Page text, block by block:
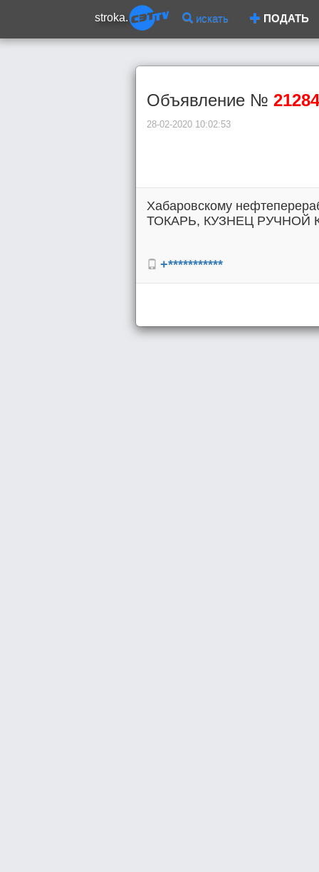
stroka. искать ПОДАТЬ
Объявление № 21284
28-02-2020 10:02:53
Хабаровскому
ТОКАРЬ, КУЗНЕЦ РУЧНОЙ
+***********